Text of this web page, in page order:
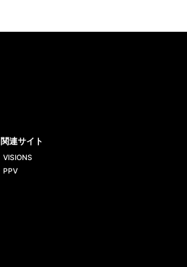
関連サイト
VISIONS
PPV